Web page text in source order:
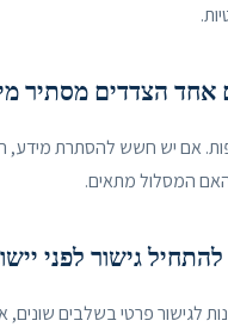
אחד הצדדים מסתיר
אם יש חשש להסתרת מידע,
המסלול מתאים.
גישור לפני
לגישור פרטי בשלבים